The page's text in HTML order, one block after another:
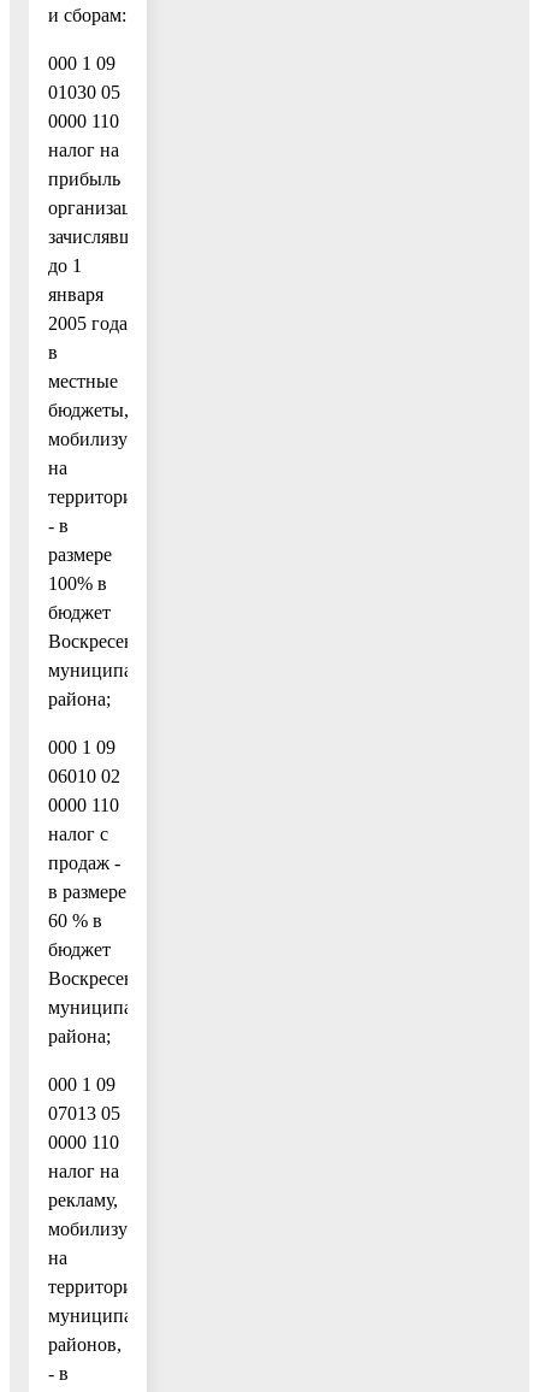
и сборам:
000 1 09
01030 05
0000 110
налог на
прибыль
организаций,
зачислявшийся
до 1
января
2005 года
в
местные
бюджеты,
мобилизуемый
на
территориях,
- в
размере
100% в
бюджет
Воскресенского
муниципального
района;
000 1 09
06010 02
0000 110
налог с
продаж -
в размере
60 % в
бюджет
Воскресенского
муниципального
района;
000 1 09
07013 05
0000 110
налог на
рекламу,
мобилизуемый
на
территориях
муниципальных
районов,
- в